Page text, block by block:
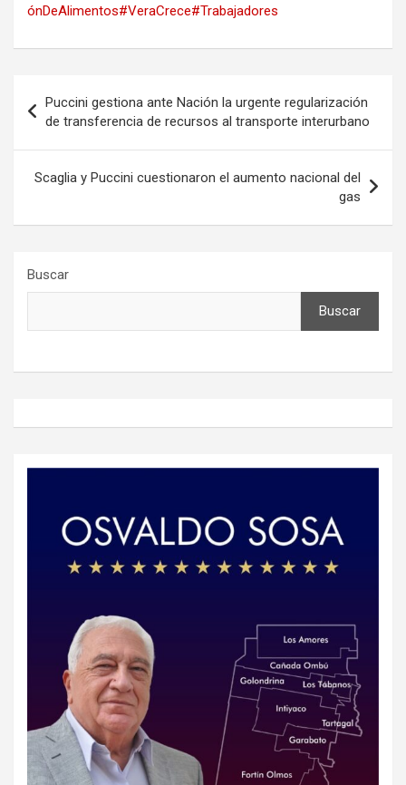
ónDeAlimentos#VeraCrece#Trabajadores
de
entradas
Puccini gestiona ante Nación la urgente regularización
de transferencia de recursos al transporte interurbano
Scaglia y Puccini cuestionaron el aumento nacional del
gas
Buscar
Buscar